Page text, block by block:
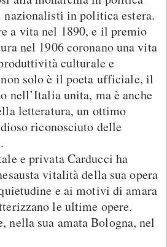
in politica estera.
a vita nel 1890, e il premio
nel 1906 coronano una vita
culturale e
solo è il poeta ufficiale, il
nell’Italia unita, ma è anche
letteratura, un ottimo
riconosciuto delle
e privata Carducci ha
vitalità della sua opera
e ai motivi di amara
le ultime opere.
nella sua amata Bologna, nel